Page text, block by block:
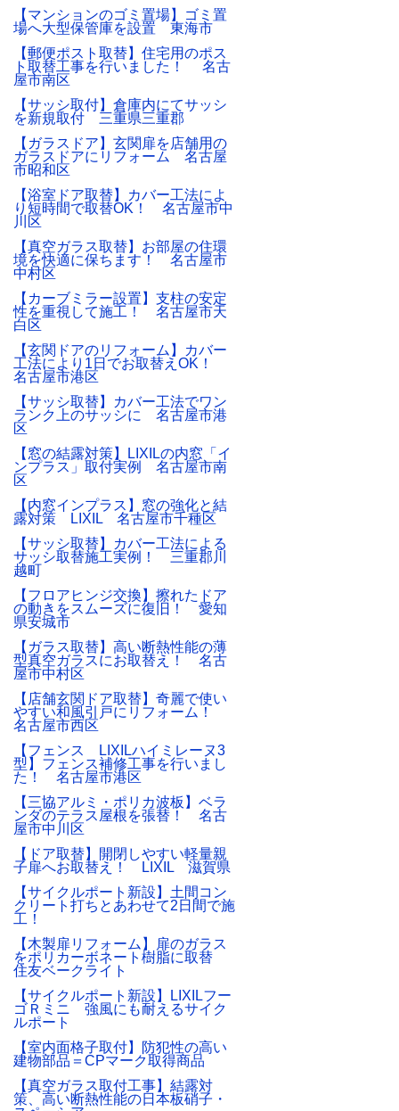
【マンションのゴミ置場】ゴミ置
場へ大型保管庫を設置 東海市
【郵便ポスト取替】住宅用のポス
ト取替工事を行いました！ 名古
屋市南区
【サッシ取付】倉庫内にてサッシ
を新規取付 三重県三重郡
【ガラスドア】玄関扉を店舗用の
ガラスドアにリフォーム 名古屋
市昭和区
【浴室ドア取替】カバー工法によ
り短時間で取替OK！ 名古屋市中
川区
【真空ガラス取替】お部屋の住環
境を快適に保ちます！ 名古屋市
中村区
【カーブミラー設置】支柱の安定
性を重視して施工！ 名古屋市天
白区
【玄関ドアのリフォーム】カバー
工法により1日でお取替えOK！
名古屋市港区
【サッシ取替】カバー工法でワン
ランク上のサッシに 名古屋市港
区
【窓の結露対策】LIXILの内窓「イ
ンプラス」取付実例 名古屋市南
区
【内窓インプラス】窓の強化と結
露対策 LIXIL 名古屋市千種区
【サッシ取替】カバー工法による
サッシ取替施工実例！ 三重郡川
越町
【フロアヒンジ交換】擦れたドア
の動きをスムーズに復旧！ 愛知
県安城市
【ガラス取替】高い断熱性能の薄
型真空ガラスにお取替え！ 名古
屋市中村区
【店舗玄関ドア取替】奇麗で使い
やすい和風引戸にリフォーム！
名古屋市西区
【フェンス LIXILハイミレーヌ3
型】フェンス補修工事を行いまし
た！ 名古屋市港区
【三協アルミ・ポリカ波板】ベラ
ンダのテラス屋根を張替！ 名古
屋市中川区
【ドア取替】開閉しやすい軽量親
子扉へお取替え！ LIXIL 滋賀県
【サイクルポート新設】土間コン
クリート打ちとあわせて2日間で施
工！
【木製扉リフォーム】扉のガラス
をポリカーボネート樹脂に取替
住友ベークライト
【サイクルポート新設】LIXILフー
ゴＲミニ 強風にも耐えるサイク
ルポート
【室内面格子取付】防犯性の高い
建物部品＝CPマーク取得商品
【真空ガラス取付工事】結露対
策、高い断熱性能の日本板硝子・